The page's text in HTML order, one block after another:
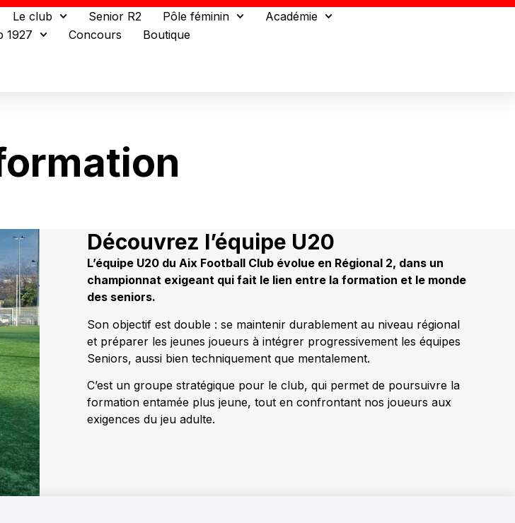
Le club Senior R2 Pôle féminin
Académie
1927
Concours Boutique
Découvrez l’équipe U20
L’équipe U20 du Aix Football Club évolue en Régional 2, dans un
championnat exigeant qui fait le lien entre la formation et le monde
des seniors.
Son objectif est double : se maintenir durablement au niveau régional
et préparer les jeunes joueurs à intégrer progressivement les équipes
Seniors, aussi bien techniquement que mentalement.
C’est un groupe stratégique pour le club, qui permet de poursuivre la
formation entamée plus jeune, tout en confrontant nos joueurs aux
exigences du jeu adulte.